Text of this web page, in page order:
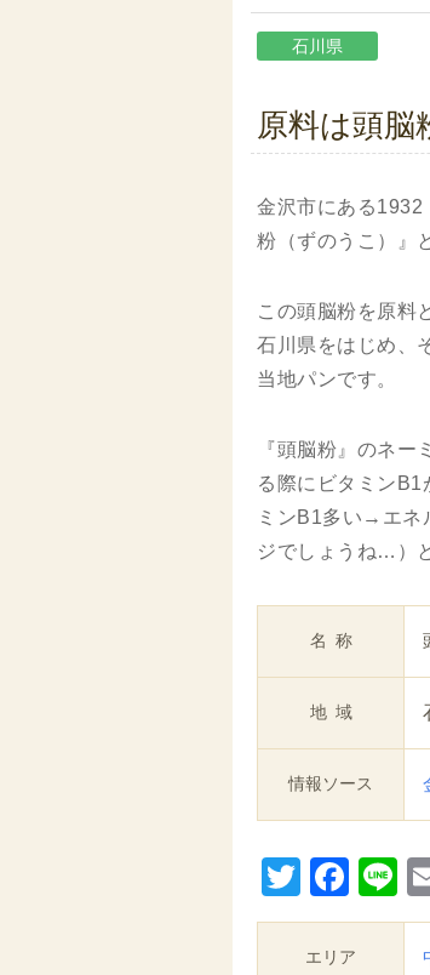
石川県
原料は頭脳
金沢市にある1932
粉（ずのうこ）』
この頭脳粉を原料
石川県をはじめ、
当地パンです。
『頭脳粉』のネ
る際にビタミンB1
ミンB1多い→エネ
ジでしょうね…）
名称
地域
情報ソース
Twitter
エリア